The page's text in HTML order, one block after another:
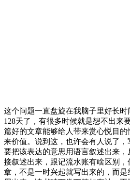
这个问题一直盘旋在我脑子里好长
128天了，有很多时候就是想不出来
篇好的文章能够给人带来赏心悦目
来价值。说到这，也许会有人说了，
要把该表达的意思用语言叙述出来
接叙述出来，跟记流水账有啥区别
章，不是一时兴起就写出来的，而